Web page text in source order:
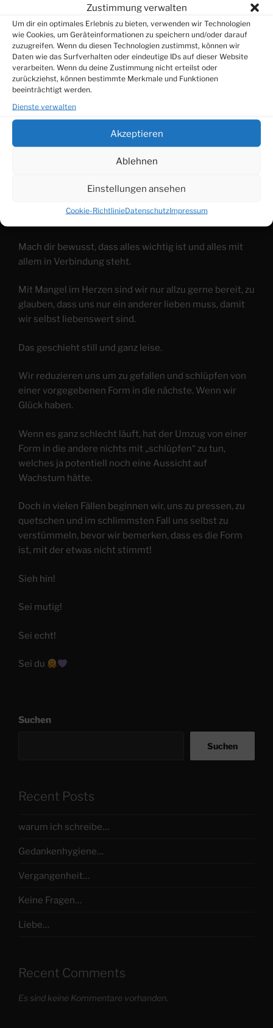
Zustimmung verwalten
Um dir ein optimales Erlebnis zu bieten, verwenden wir Technologien
wie Cookies, um Geräteinformationen zu speichern und/oder darauf
zuzugreifen. Wenn du diesen Technologien zustimmst, können wir
Daten wie das Surfverhalten oder eindeutige IDs auf dieser Website
verarbeiten. Wenn du deine Zustimmung nicht erteilst oder
zurückziehst, können bestimmte Merkmale und Funktionen
beeinträchtigt werden.
Dienste verwalten
Akzeptieren
Ablehnen
Einstellungen ansehen
Cookie-RichtlinieDatenschutzImpressum
Laterne und leuchtet, nur, damit du es siehst!
VERÖFFENTLICHT
AM
4. JANUAR 2025
Liebe…
Mach dir bewusst, dass alles wichtig ist und alles mit
allem in Verbindung steht.
Mit Mangel im Herzen sind wir nur allzu gerne bereit, zu
glauben, dass uns nur ein anderer lieben muss, damit
wir selbst liebenswert sind.
Das geschieht still und ganz leise.
Wir reduzieren uns um zu gefallen und schlüpfen von
einer vorgegebenen Form in die nächste. Wenn wir
Glück haben.
Wenn es ganz schlecht läuft, hat der Umzug von einer
Form in die andere nichts mit „schlüpfen“ zu tun,
welches ja potentiell noch eine Aussicht auf
Wachstum hätte.
Doch in vielen Fällen beginnen wir, uns zu pressen, zu
quetschen und im schlimmsten Fall uns selbst zu
verstümmeln, bevor wir bemerken, dass es die Form
ist, mit der etwas nicht stimmt!
Sieh hin!
Sei mutig!
Sei echt!
Sei du
Suchen
Suchen
Recent Posts
warum ich schreibe…
Gedankenhygiene…
Vergangenheit…
Keine Fragen…
Liebe…
Recent Comments
Es sind keine Kommentare vorhanden.